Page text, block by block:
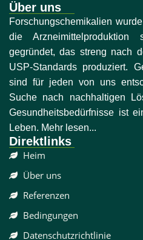
Über uns
Forschungschemikalien
die Arzneimittelproduktion
gegründet, das streng nach
USP-Standards produziert.
sind für jeden von uns
Suche nach nachhaltigen
Gesundheitsbedürfnisse ist
Leben. Mehr lesen...
Direktlinks
Heim
Über uns
Referenzen
Bedingungen
Datenschutzrichtlinie